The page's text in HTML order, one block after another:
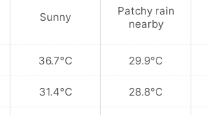
Sunny
36.7°C
31.4°C
Patchy rain
nearby
29.9°C
28.8°C